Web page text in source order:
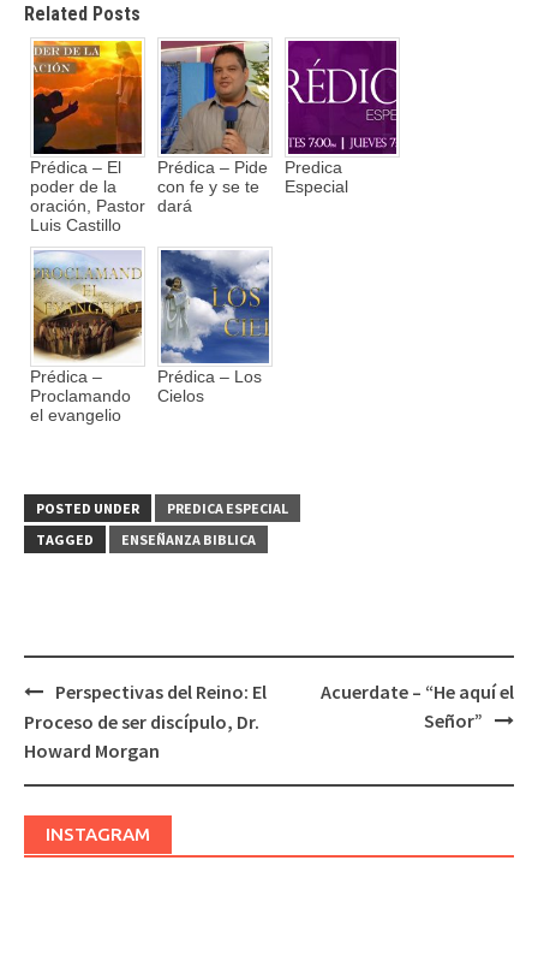
Related Posts
Prédica – El
poder de la
oración, Pastor
Luis Castillo
Prédica – Pide
con fe y se te
dará
Predica
Especial
Prédica –
Proclamando
el evangelio
Prédica – Los
Cielos
POSTED UNDER
PREDICA ESPECIAL
TAGGED
ENSEÑANZA BIBLICA
Post
navigation
Perspectivas del Reino: El
Proceso de ser discípulo, Dr.
Howard Morgan
Acuerdate – “He aquí el
Señor”
INSTAGRAM